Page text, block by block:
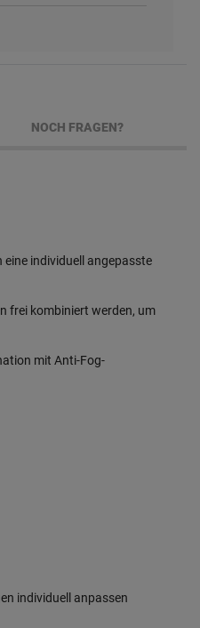
NOCH FRAGEN?
eine individuell angepasste
frei kombiniert werden, um
mit Anti-Fog-
individuell anpassen